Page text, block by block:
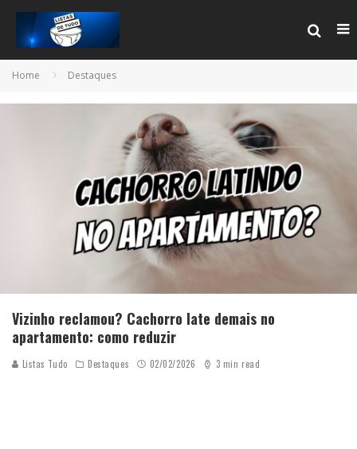
Home Destaques
Vizinho reclamou? Cachorro late demais no
apartamento: como reduzir
Listas Tudo Destaques 02/02/2026 3 min read